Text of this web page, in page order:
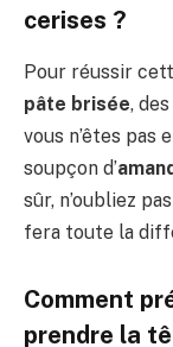
cerises ?
Pour réussir
pâte brisée, des
vous n’êtes pas
soupçon d’
sûr, n’oubliez
fera toute la
Comment
prendre la